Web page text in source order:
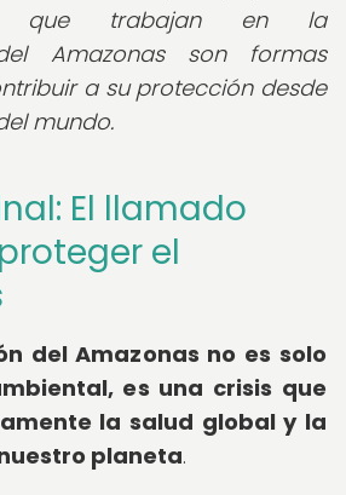
que trabajan en la
Amazonas son formas
a su protección desde
mundo.
El llamado
el
del Amazonas no es solo
es una crisis que
la salud global y la
planeta.